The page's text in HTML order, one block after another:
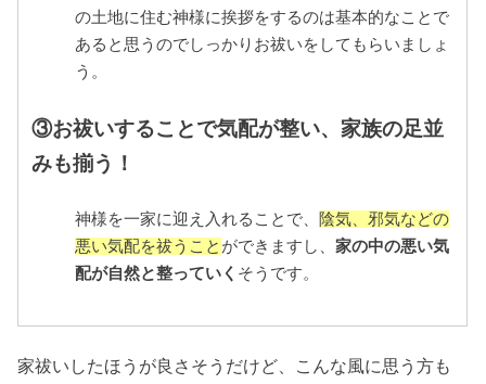
の土地に住む神様に挨拶をするのは基本的なことで
あると思うのでしっかりお祓いをしてもらいましょ
う。
③お祓いすることで気配が整い、家族の足並
みも揃う！
神様を一家に迎え入れることで、
陰気、邪気などの
悪い気配を祓うこと ができますし、家の中の悪い気
配が自然と整っていく そうです。
家祓いしたほうが良さそうだけど、こんな風に思う方も